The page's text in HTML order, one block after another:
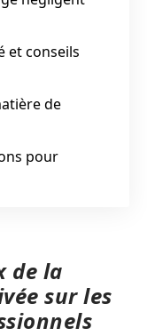
et conseils
de
pour
de la
sur les